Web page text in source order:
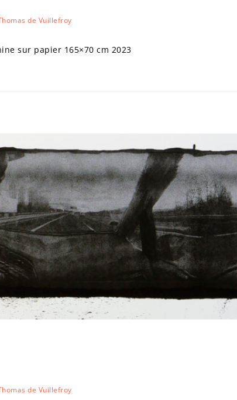
de Vuillefroy
sur papier 165×70 cm 2023
de Vuillefroy